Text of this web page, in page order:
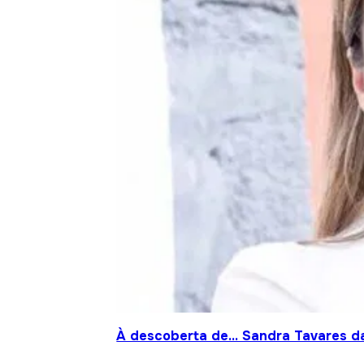
À descoberta de… Sandra Tavares